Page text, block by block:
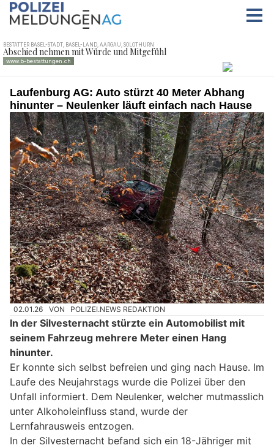
Laufenburg AG: Auto stürzt 40 Meter Abhang
hinunter – Neulenker läuft einfach nach Hause
02.01.26 VON POLIZEI.NEWS REDAKTION
In der Silvesternacht stürzte ein Automobilist mit
seinem Fahrzeug mehrere Meter einen Hang
hinunter.
Er konnte sich selbst befreien und ging nach Hause. Im
Laufe des Neujahrstags wurde die Polizei über den
Unfall informiert. Dem Neulenker, welcher mutmasslich
unter Alkoholeinfluss stand, wurde der
Lernfahrausweis entzogen.
In der Silvesternacht befand sich ein 18-Jähriger mit